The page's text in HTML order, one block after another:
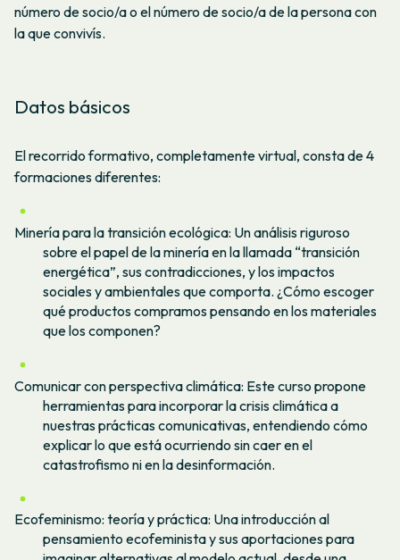
número de socio/a o el número de socio/a de la persona con
la que convivís.
Datos básicos
El recorrido formativo, completamente virtual, consta de 4
formaciones diferentes:
Minería para la transición ecológica: Un análisis riguroso
sobre el papel de la minería en la llamada “transición
energética”, sus contradicciones, y los impactos
sociales y ambientales que comporta. ¿Cómo escoger
qué productos compramos pensando en los materiales
que los componen?
Comunicar con perspectiva climática: Este curso propone
herramientas para incorporar la crisis climática a
nuestras prácticas comunicativas, entendiendo cómo
explicar lo que está ocurriendo sin caer en el
catastrofismo ni en la desinformación.
Ecofeminismo: teoría y práctica: Una introducción al
pensamiento ecofeminista y sus aportaciones para